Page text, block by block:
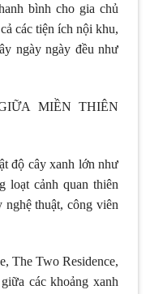
bình cho gia chủ
các tiện ích nội khu,
ngày ngày đều như
MIỀN THIÊN
độ cây xanh lớn như
loạt cảnh quan thiên
thuật, công viên
The Two Residence,
các khoảng xanh